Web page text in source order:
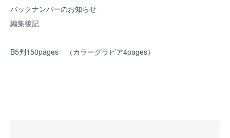
バックナンバーのお知らせ
編集後記
B5判150pages （カラーグラビア4pages）